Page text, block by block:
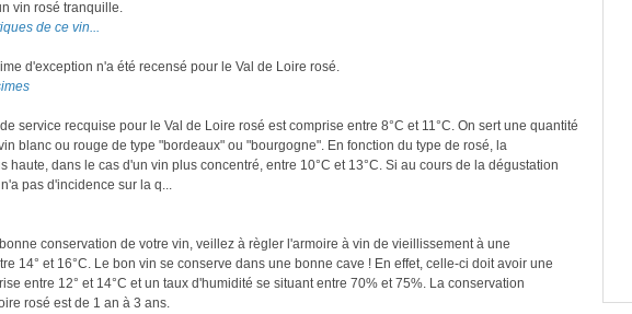
vin rosé tranquille.
de ce vin...
d'exception n'a été recensé pour le Val de Loire rosé.
service recquise pour le Val de Loire rosé est comprise entre 8°C et 11°C. On sert une quantité
blanc ou rouge de type "bordeaux" ou "bourgogne". En fonction du type de rosé, la
haute, dans le cas d'un vin plus concentré, entre 10°C et 13°C. Si au cours de la dégustation
pas d'incidence sur la q...
conservation de votre vin, veillez à règler l'armoire à vin de vieillissement à une
14° et 16°C. Le bon vin se conserve dans une bonne cave ! En effet, celle-ci doit avoir une
entre 12° et 14°C et un taux d'humidité se situant entre 70% et 75%. La conservation
rosé est de 1 an à 3 ans.